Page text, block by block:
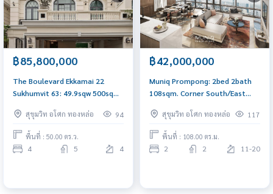
฿85,800,000
The Boulevard Ekkamai 22
Sukhumvit 63: 49.9sqw 500sqm.
private pool Am: 0656199198
สุขุมวิท อโศก ทองหล่อ 94
พื้นที่ : 50.00 ตร.ว.
4 5 4
฿42,000,000
Muniq Prompong: 2bed 2bath
108sqm. Corner South/East
สุขุมวิท อโศก ทองหล่อ
117
พื้นที่ : 108.00 ตร.ม.
2 2 11-20